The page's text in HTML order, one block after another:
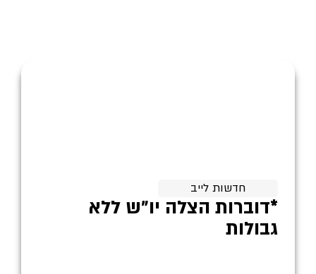
חדשות לייב
*דוברות הצלה יו״ש ללא
גבולות